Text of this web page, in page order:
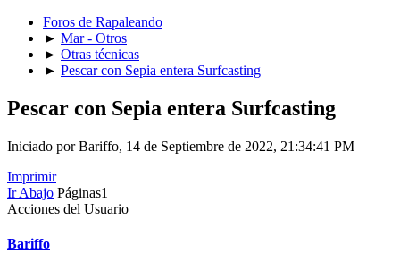
Foros de Rapaleando
► Mar - Otros
► Otras técnicas
► Pescar con Sepia entera Surfcasting
Pescar con Sepia entera Surfcasting
Iniciado por Bariffo, 14 de Septiembre de 2022, 21:34:41 PM
Imprimir
Ir Abajo Páginas1
Acciones del Usuario
Bariffo